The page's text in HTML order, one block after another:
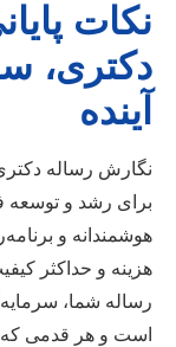
نکات
دکتری،
آینده
نگارش رساله
برای رشد و توسعه
هوشمندانه و
هزینه و حداکثر
رساله شما،
است و هر قدمی که